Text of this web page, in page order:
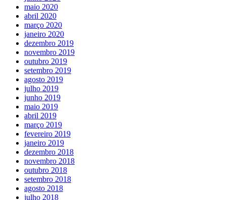
maio 2020
abril 2020
março 2020
janeiro 2020
dezembro 2019
novembro 2019
outubro 2019
setembro 2019
agosto 2019
julho 2019
junho 2019
maio 2019
abril 2019
março 2019
fevereiro 2019
janeiro 2019
dezembro 2018
novembro 2018
outubro 2018
setembro 2018
agosto 2018
julho 2018